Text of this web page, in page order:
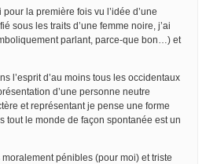
pour la première fois vu l’idée d’une
sous les traits d’une femme noire, j’ai
parlant, parce-que bon…) et
l’esprit d’au moins tous les occidentaux
d’une personne neutre
et représentant je pense une forme
tout le monde de façon spontanée est un
pénibles (pour moi) et triste